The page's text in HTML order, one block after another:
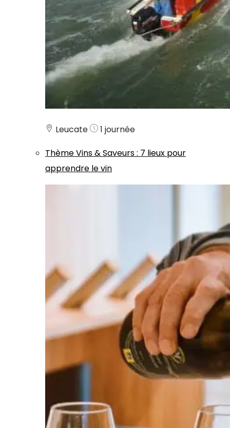
Leucate
1 journée
ThèmeVins & Saveurs: 7 lieux pour
apprendre le vin